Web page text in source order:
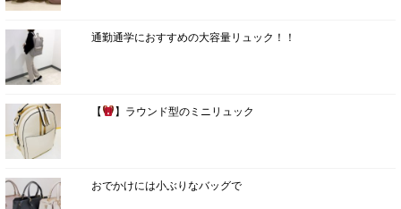
通勤通学におすすめの大容量リュック！！
【 】ラウンド型のミニリュック
おでかけには小ぶりなバッグで